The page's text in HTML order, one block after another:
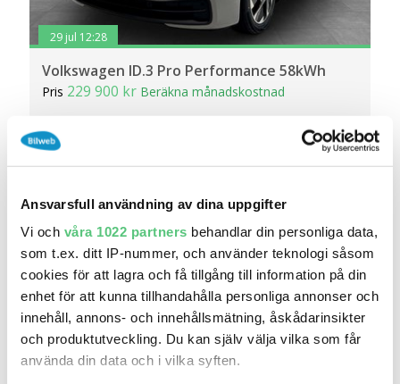
Ansvarsfull användning av dina uppgifter
Vi och våra 1022 partners behandlar din personliga data,
som t.ex. ditt IP-nummer, och använder teknologi såsom
cookies för att lagra och få tillgång till information på din
enhet för att kunna tillhandahålla personliga annonser och
innehåll, annons- och innehållsmätning, åskådarinsikter
och produktutveckling. Du kan själv välja vilka som får
använda din data och i vilka syften.
29 jul 12:28
Volkswagen ID.3 Pro Performance 58kWh
Pris 229 900 kr Beräkna månadskostnad
Mil:
Räkna på försäkring
Jämför Se bil